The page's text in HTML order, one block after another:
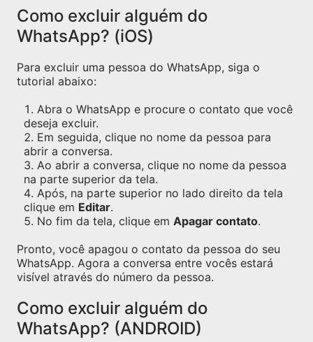
Como excluir alguém do
WhatsApp? (iOS)
Para excluir uma pessoa do WhatsApp, siga o
tutorial abaixo:
Abra o WhatsApp e procure o contato que você
deseja excluir.
Em seguida, clique no nome da pessoa para
abrir a conversa.
Ao abrir a conversa, clique no nome da pessoa
na parte superior da tela.
Após, na parte superior no lado direito da tela
clique em Editar.
No fim da tela, clique em Apagar contato.
Pronto, você apagou o contato da pessoa do seu
WhatsApp. Agora a conversa entre vocês estará
visível através do número da pessoa.
Como excluir alguém do
WhatsApp? (ANDROID)